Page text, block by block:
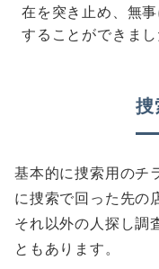
在を突き止め、無
することができまし
捜
基本的に捜索用のチ
に捜索で回った先の
それ以外の人探し調
ともあります。